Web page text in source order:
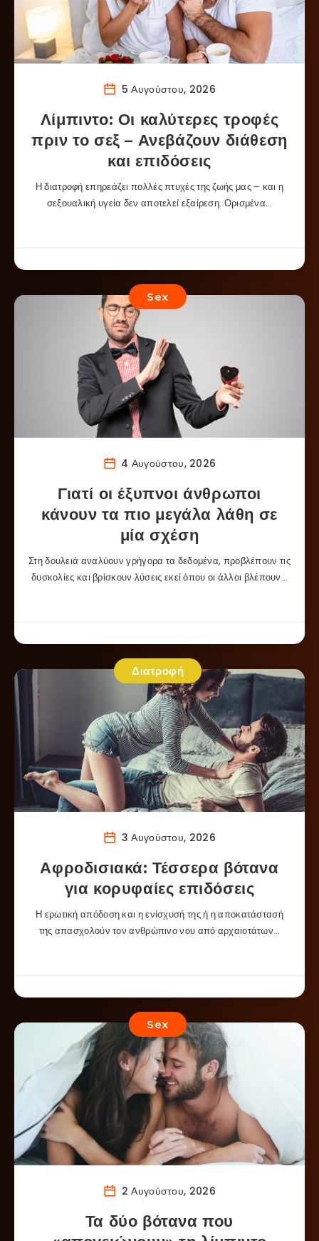
5 Αυγούστου, 2026
Λίμπιντο: Οι καλύτερες τροφές
πριν το σεξ – Ανεβάζουν διάθεση
και επιδόσεις
Η διατροφή επηρεάζει πολλές πτυχές της ζωής μας – και η
σεξουαλική υγεία δεν αποτελεί εξαίρεση. Ορισμένα…
Sex
4 Αυγούστου, 2026
Γιατί οι έξυπνοι άνθρωποι
κάνουν τα πιο μεγάλα λάθη σε
μία σχέση
Στη δουλειά αναλύουν γρήγορα τα δεδομένα, προβλέπουν τις
δυσκολίες και βρίσκουν λύσεις εκεί όπου οι άλλοι βλέπουν…
Διατροφή
3 Αυγούστου, 2026
Αφροδισιακά: Τέσσερα βότανα
για κορυφαίες επιδόσεις
Η ερωτική απόδοση και η ενίσχυσή της ή η αποκατάστασή
της απασχολούν τον ανθρώπινο νου από αρχαιοτάτων…
Sex
2 Αυγούστου, 2026
Τα δύο βότανα που